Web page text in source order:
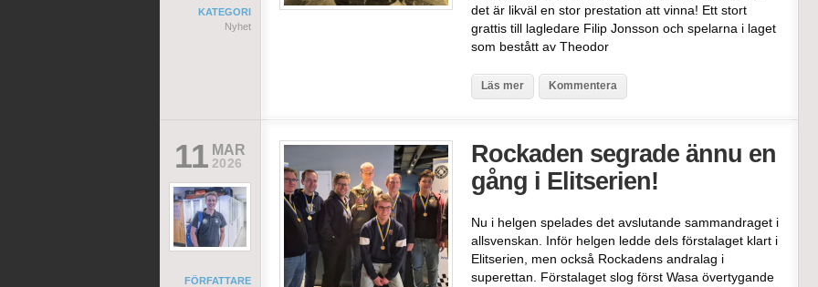
KATEGORI
Nyhet
det är likväl en stor prestation att vinna! Ett stort
grattis till lagledare Filip Jonsson och spelarna i laget
som bestått av Theodor
Läs mer Kommentera
11 MAR
2026
FÖRFATTARE
Rockaden segrade ännu en
gång i Elitserien!
Nu i helgen spelades det avslutande sammandraget i
allsvenskan. Inför helgen ledde dels förstalaget klart i
Elitserien, men också Rockadens andralag i
superettan. Förstalaget slog först Wasa övertygande